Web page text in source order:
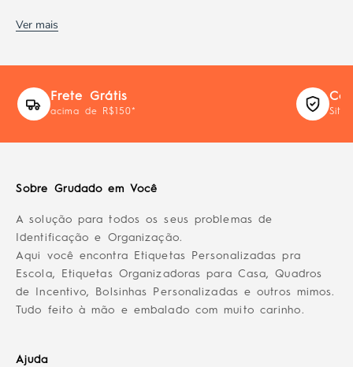
Ver mais
Frete Grátis
acima de R$150* Site
Sobre Grudado em Você
A solução para todos os seus problemas de
Identificação e Organização.
Aqui você encontra Etiquetas Personalizadas pra
Escola, Etiquetas Organizadoras para Casa, Quadros
de Incentivo, Bolsinhas Personalizadas e outros mimos.
Tudo feito à mão e embalado com muito carinho.
Ajuda